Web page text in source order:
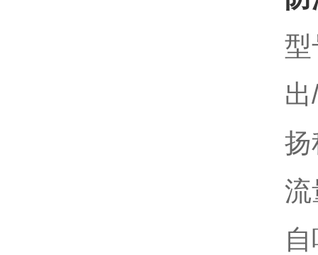
型
扬